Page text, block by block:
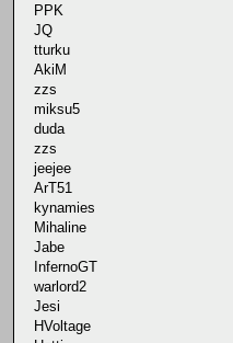
PPK
JQ
tturku
AkiM
zzs
miksu5
duda
zzs
jeejee
ArT51
kynamies
Mihaline
Jabe
InfernoGT
warlord2
Jesi
HVoltage